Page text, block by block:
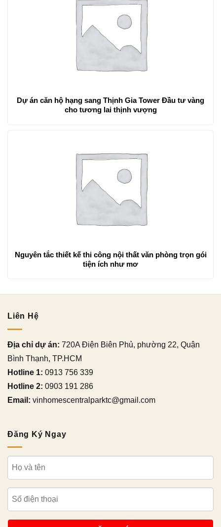
Dự án căn hộ hạng sang Thịnh Gia Tower Đầu tư vàng
cho tương lai thịnh vượng
Nguyên tắc thiết kế thi công nội thất văn phòng trọn gói
tiện ích như mơ
Liên Hệ
Địa chỉ dự án: 720A Điện Biên Phủ, phường 22, Quận
Bình Thạnh, TP.HCM
Hotline 1: 0913 756 339
Hotline 2: 0903 191 286
Email: vinhomescentralparktc@gmail.com
Đăng Ký Ngay